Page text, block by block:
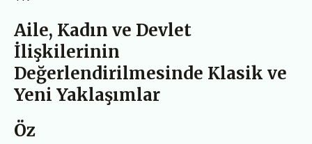
Aile, Kadın ve Devlet
İlişkilerinin
Değerlendirilmesinde Klasik ve
Yeni Yaklaşımlar
Öz